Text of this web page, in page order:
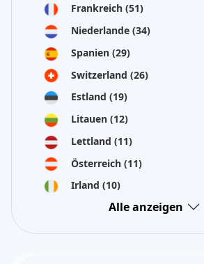
Frankreich (51)
Niederlande (34)
Spanien (29)
Switzerland (26)
Estland (19)
Litauen (12)
Lettland (11)
Österreich (11)
Irland (10)
Alle anzeigen